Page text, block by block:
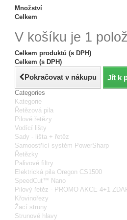
Množství
Celkem
V košíku je 1
Celkem produktů (s DPH)
Celkem (s DPH)
Pokračovat v nákupu Jít k
Categories
Kategorie
Řetězová pila
Pilové řetězy
Vodící lišty
Sady - lišta + řetěz
Samoostřící systém PowerSharp
Řetězky
Palivové filtry
Elektrická pila Oregon CS1500
SpeedCut™ Nano
Pilový řetěz - PROMO AKCE 4+1
Křovinořezy
Žací struny
Strunové hlavy